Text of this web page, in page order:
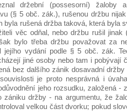
držební (possesorní) žaloby
(§ 5 obč. zák.), rušenou držbu
byla rušená držba taková, která byla
věc odňal, nebo držbu rušil jinak
bylo třeba držbu považovat za
jejího vydání podle § 5 obč. zák.
jiné osoby nebo tam i pobývají
bez dalšího zánik dosavadní
je proto nesprávná i
jeho rozsudku, založená -
zániku držby - na argumentu, že
velkou část dvorku; pokud